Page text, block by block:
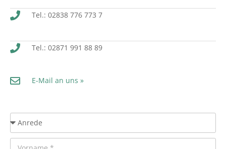
Tel.: 02838 776 773 7
Tel.: 02871 991 88 89
E-Mail an uns »